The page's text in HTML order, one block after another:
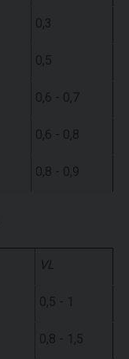
0,3
0,5
0,6 - 0,7
0,6 - 0,8
0,8 - 0,9
VL
0,5 - 1
0,8 - 1,5